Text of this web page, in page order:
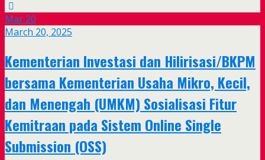
Mar 20
March 20, 2025
Kementerian Investasi dan Hilirisasi/BKPM
bersama Kementerian Usaha Mikro, Kecil,
dan Menengah (UMKM) Sosialisasi Fitur
Kemitraan pada Sistem Online Single
Submission (OSS)